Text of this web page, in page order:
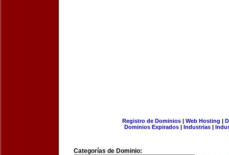
Registro de Dominios| Web Hosting |
Dominios Expirados | Industrias |
Categorías de Dominio: